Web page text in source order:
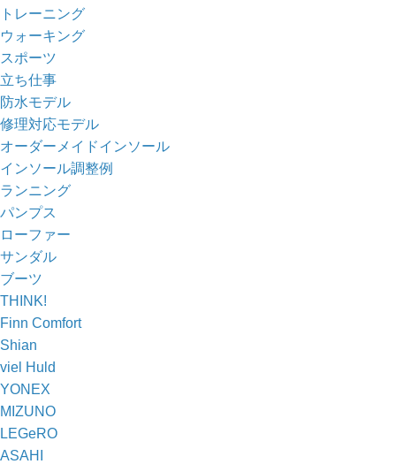
トレーニング
ウォーキング
スポーツ
立ち仕事
防水モデル
修理対応モデル
オーダーメイドインソール
インソール調整例
ランニング
パンプス
ローファー
サンダル
ブーツ
THINK!
Finn Comfort
Shian
viel Huld
YONEX
MIZUNO
LEGeRO
ASAHI